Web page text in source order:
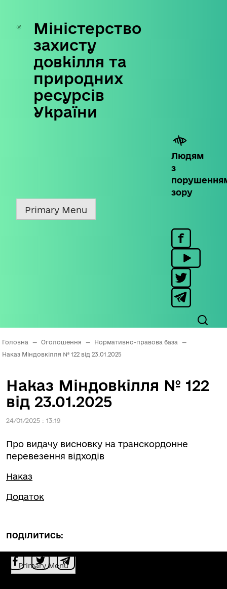
Skip
content
Міністерство
захисту
довкілля та
природних
ресурсів
України
Людям
з
зору
Primary Menu
Головна — Оголошення — Нормативно-правова база
—
Наказ Міндовкілля № 122 від 23.01.2025
Наказ Міндовкілля № 122
від 23.01.2025
24/01/2025 : 13:19
Про видачу висновку на транскордонне
перевезення відходів
Наказ
Додаток
ПОДІЛИТИСЬ:
Primary Menu